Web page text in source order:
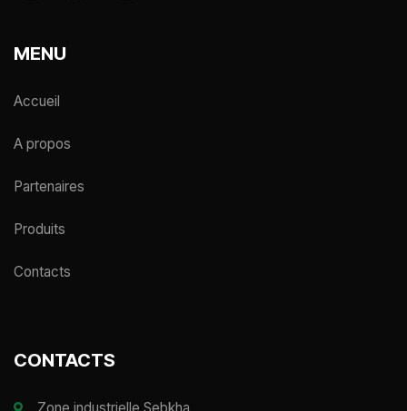
MENU
Accueil
A propos
Partenaires
Produits
Contacts
CONTACTS